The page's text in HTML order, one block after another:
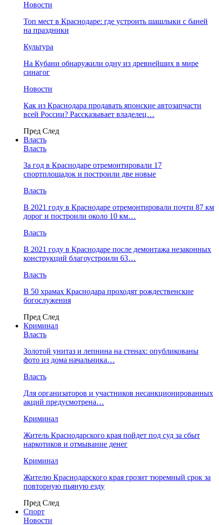
Новости
Топ мест в Краснодаре: где устроить шашлыки с баней
на праздники
Культура
На Кубани обнаружили одну из древнейших в мире
синагог
Новости
Как из Краснодара продавать японские автозапчасти
всей России? Рассказывает владелец…
Пред След
Власть
Власть
За год в Краснодаре отремонтировали 17
спортплощадок и построили две новые
Власть
В 2021 году в Краснодаре отремонтировали почти 87 км
дорог и построили около 10 км…
Власть
В 2021 году в Краснодаре после демонтажа незаконных
конструкций благоустроили 63…
Власть
В 50 храмах Краснодара проходят рождественские
богослужения
Пред След
Криминал
Власть
​Золотой унитаз и лепнина на стенах: опубликованы
фото из дома начальника…
Власть
Для организаторов и участников несанкционированных
акций предусмотрена…
Криминал
Житель Краснодарского края пойдет под суд за сбыт
наркотиков и отмывание денег
Криминал
Жителю Краснодарского края грозит тюремный срок за
повторную пьяную езду
Пред След
Спорт
Новости